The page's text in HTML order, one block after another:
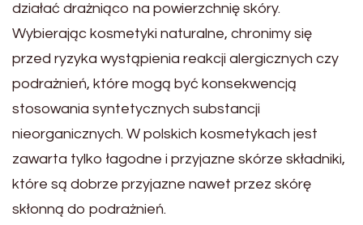
działać drażniąco na powierzchnię skóry.
Wybierając kosmetyki naturalne, chronimy się
przed ryzyka wystąpienia reakcji alergicznych czy
podrażnień, które mogą być konsekwencją
stosowania syntetycznych substancji
nieorganicznych. W polskich kosmetykach jest
zawarta tylko łagodne i przyjazne skórze składniki,
które są dobrze przyjazne nawet przez skórę
skłonną do podrażnień.